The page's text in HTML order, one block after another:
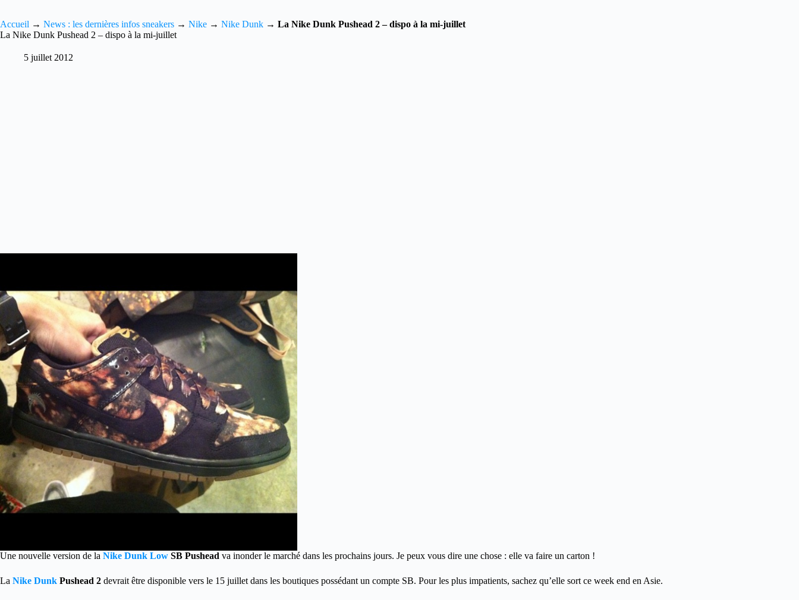
Accueil → News : les dernières infos sneakers → Nike → Nike Dunk → La Nike Dunk Pushead 2 – dispo à la mi-juillet
La Nike Dunk Pushead 2 – dispo à la mi-juillet
5 juillet 2012
Une nouvelle version de la Nike Dunk Low SB Pushead va inonder le marché dans les prochains jours. Je peux vous dire une chose : elle va faire un carton !
La Nike Dunk Pushead 2 devrait être disponible vers le 15 juillet dans les boutiques possédant un compte SB. Pour les plus impatients, sachez qu’elle sort ce week end en Asie.